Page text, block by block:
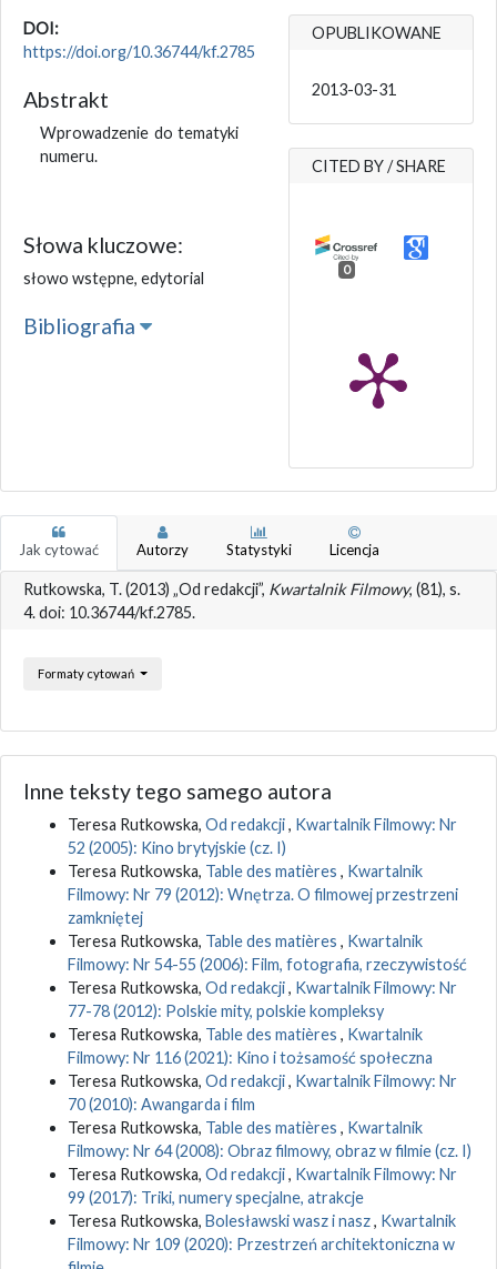
DOI:
https://doi.org/10.36744/kf.2785
Abstrakt
Wprowadzenie do tematyki
numeru.
Słowa kluczowe:
słowo wstępne, edytorial
Bibliografia
OPUBLIKOWANE
2013-03-31
CITED BY / SHARE
0
Jak cytować Autorzy Statystyki Licencja
Rutkowska, T. (2013) „Od redakcji”, Kwartalnik Filmowy, (81), s.
4. doi: 10.36744/kf.2785.
Formaty cytowań
Inne teksty tego samego autora
Teresa Rutkowska, Od redakcji, Kwartalnik Filmowy: Nr
52 (2005): Kino brytyjskie (cz. I)
Teresa Rutkowska, Table des matières , Kwartalnik
Filmowy: Nr 79 (2012): Wnętrza. O filmowej przestrzeni
zamkniętej
Teresa Rutkowska, Table des matières , Kwartalnik
Filmowy: Nr 54-55 (2006): Film, fotografia, rzeczywistość
Teresa Rutkowska, Od redakcji, Kwartalnik Filmowy: Nr
77-78 (2012): Polskie mity, polskie kompleksy
Teresa Rutkowska, Table des matières , Kwartalnik
Filmowy: Nr 116 (2021): Kino i tożsamość społeczna
Teresa Rutkowska, Od redakcji, Kwartalnik Filmowy: Nr
70 (2010): Awangarda i film
Teresa Rutkowska, Table des matières , Kwartalnik
Filmowy: Nr 64 (2008): Obraz filmowy, obraz w filmie (cz. I)
Teresa Rutkowska, Od redakcji, Kwartalnik Filmowy: Nr
99 (2017): Triki, numery specjalne, atrakcje
Teresa Rutkowska, Bolesławski wasz i nasz, Kwartalnik
Filmowy: Nr 109 (2020): Przestrzeń architektoniczna w